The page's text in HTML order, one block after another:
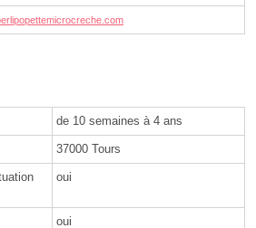
de 10 semaines à 4 ans
37000 Tours
oui
oui